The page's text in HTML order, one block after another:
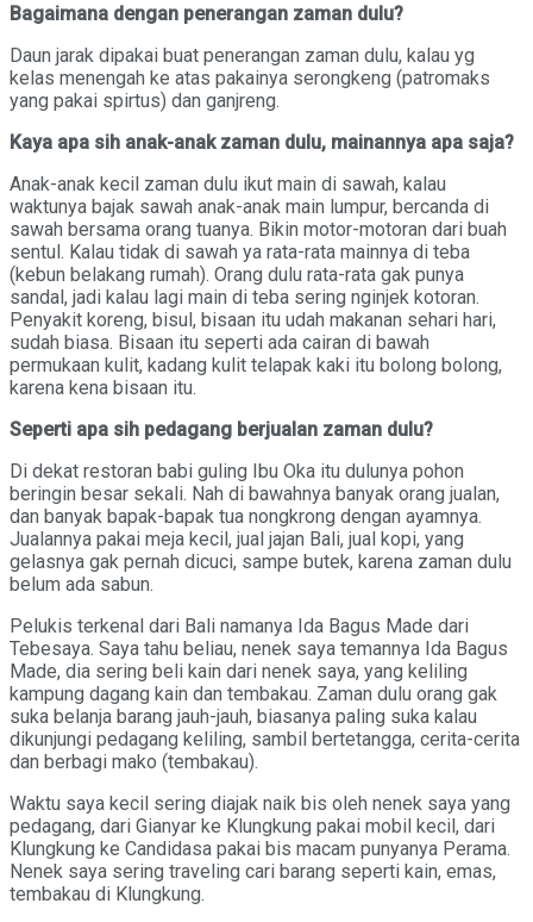
Bagaimana dengan penerangan zaman dulu?
Daun jarak dipakai buat penerangan zaman dulu, kalau yg
kelas menengah ke atas pakainya serongkeng (patromaks
yang pakai spirtus) dan ganjreng.
Kaya apa sih anak-anak zaman dulu, mainannya apa saja?
Anak-anak kecil zaman dulu ikut main di sawah, kalau
waktunya bajak sawah anak-anak main lumpur, bercanda di
sawah bersama orang tuanya. Bikin motor-motoran dari buah
sentul. Kalau tidak di sawah ya rata-rata mainnya di teba
(kebun belakang rumah). Orang dulu rata-rata gak punya
sandal, jadi kalau lagi main di teba sering nginjek kotoran.
Penyakit koreng, bisul, bisaan itu udah makanan sehari hari,
sudah biasa. Bisaan itu seperti ada cairan di bawah
permukaan kulit, kadang kulit telapak kaki itu bolong bolong,
karena kena bisaan itu.
Seperti apa sih pedagang berjualan zaman dulu?
Di dekat restoran babi guling Ibu Oka itu dulunya pohon
beringin besar sekali. Nah di bawahnya banyak orang jualan,
dan banyak bapak-bapak tua nongkrong dengan ayamnya.
Jualannya pakai meja kecil, jual jajan Bali, jual kopi, yang
gelasnya gak pernah dicuci, sampe butek, karena zaman dulu
belum ada sabun.
Pelukis terkenal dari Bali namanya Ida Bagus Made dari
Tebesaya. Saya tahu beliau, nenek saya temannya Ida Bagus
Made, dia sering beli kain dari nenek saya, yang keliling
kampung dagang kain dan tembakau. Zaman dulu orang gak
suka belanja barang jauh-jauh, biasanya paling suka kalau
dikunjungi pedagang keliling, sambil bertetangga, cerita-cerita
dan berbagi mako (tembakau).
Waktu saya kecil sering diajak naik bis oleh nenek saya yang
pedagang, dari Gianyar ke Klungkung pakai mobil kecil, dari
Klungkung ke Candidasa pakai bis macam punyanya Perama.
Nenek saya sering traveling cari barang seperti kain, emas,
tembakau di Klungkung.